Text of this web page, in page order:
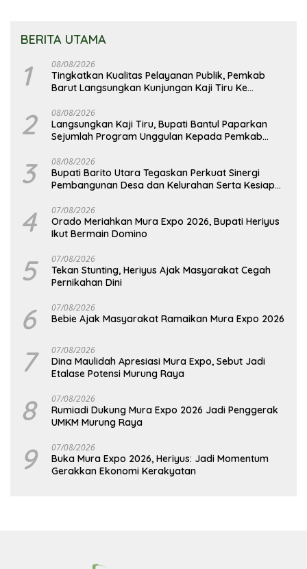
BERITA UTAMA
1 08/08/2026
Tingkatkan Kualitas Pelayanan Publik, Pemkab
Barut Langsungkan Kunjungan Kaji Tiru Ke
2 08/08/2026
Langsungkan Kaji Tiru, Bupati Bantul Paparkan
Sejumlah Program Unggulan Kepada Pemkab
3 08/08/2026
Bupati Barito Utara Tegaskan Perkuat Sinergi
Pembangunan Desa dan Kelurahan Serta Kesiapan
4 07/08/2026
Orado Meriahkan Mura Expo 2026, Bupati Heriyus
Ikut Bermain Domino
5 07/08/2026
Tekan Stunting, Heriyus Ajak Masyarakat Cegah
Pernikahan Dini
6 07/08/2026
Bebie Ajak Masyarakat Ramaikan Mura Expo 2026
7 07/08/2026
Dina Maulidah Apresiasi Mura Expo, Sebut Jadi
Etalase Potensi Murung Raya
8 07/08/2026
Rumiadi Dukung Mura Expo 2026 Jadi Penggerak
UMKM Murung Raya
9 07/08/2026
Buka Mura Expo 2026, Heriyus: Jadi Momentum
Gerakkan Ekonomi Kerakyatan